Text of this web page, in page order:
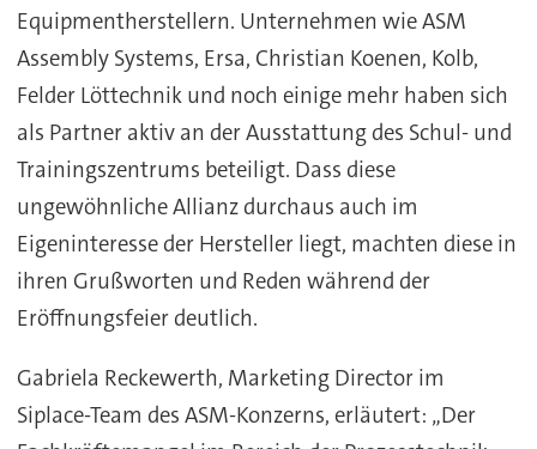
Equipmentherstellern. Unternehmen wie ASM
Assembly Systems, Ersa, Christian Koenen, Kolb,
Felder Löttechnik und noch einige mehr haben sich
als Partner aktiv an der Ausstattung des Schul- und
Trainingszentrums beteiligt. Dass diese
ungewöhnliche Allianz durchaus auch im
Eigeninteresse der Hersteller liegt, machten diese in
ihren Grußworten und Reden während der
Eröffnungsfeier deutlich.
Gabriela Reckewerth, Marketing Director im
Siplace-Team des ASM-Konzerns, erläutert: „Der